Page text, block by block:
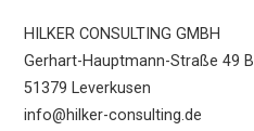
HILKER CONSULTING GMBH
Gerhart-Hauptmann-Straße 49 B
51379 Leverkusen
info@hilker-consulting.de